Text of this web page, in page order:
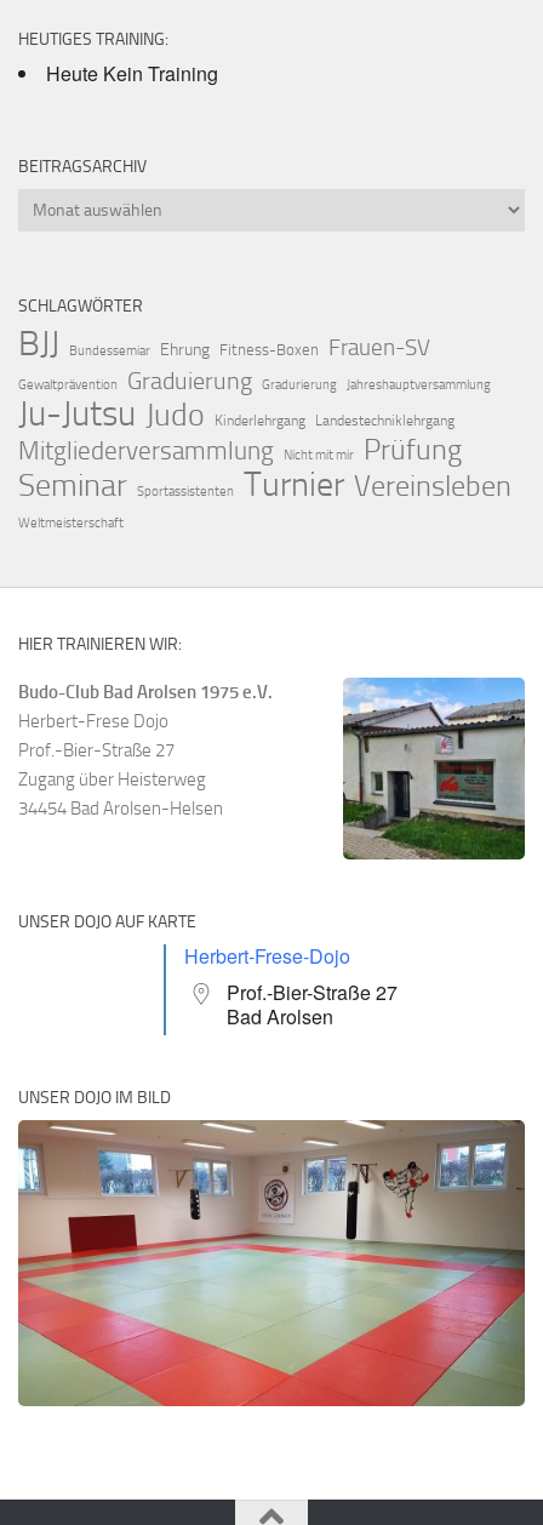
HEUTIGES TRAINING:
Heute Kein Training
BEITRAGSARCHIV
Beitragsarchiv
SCHLAGWÖRTER
BJJ Bundessemiar Ehrung Fitness-Boxen Frauen-SV
Gewaltprävention Graduierung Gradurierung Jahreshauptversammlung
Ju-Jutsu Judo Kinderlehrgang Landestechniklehrgang
Mitgliederversammlung Nicht mit mir Prüfung
Seminar Sportassistenten Turnier Vereinsleben
Weltmeisterschaft
HIER TRAINIEREN WIR:
Budo-Club Bad Arolsen 1975 e.V.
Herbert-Frese Dojo
Prof.-Bier-Straße 27
Zugang über Heisterweg
34454 Bad Arolsen-Helsen
UNSER DOJO AUF KARTE
Herbert-Frese-Dojo
Prof.-Bier-Straße 27
Bad Arolsen
UNSER DOJO IM BILD